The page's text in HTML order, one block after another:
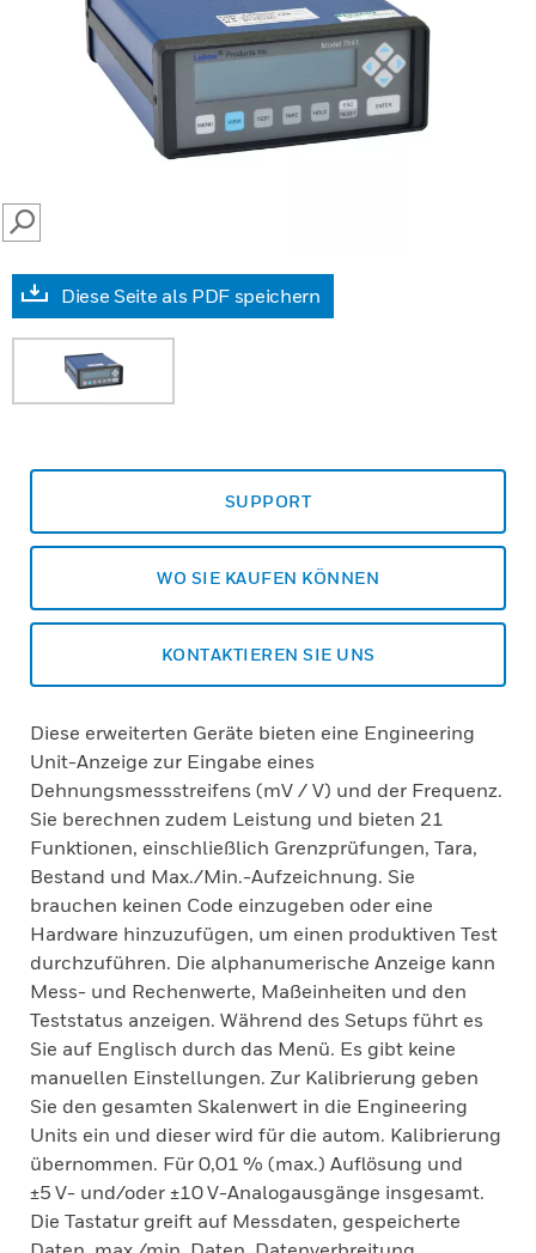
SEARCH
Diese Seite als PDF speichern
SUPPORT
WO SIE KAUFEN KÖNNEN
KONTAKTIEREN SIE UNS
Diese erweiterten Geräte bieten eine Engineering
Unit-Anzeige zur Eingabe eines
Dehnungsmessstreifens (mV / V) und der Frequenz.
Sie berechnen zudem Leistung und bieten 21
Funktionen, einschließlich Grenzprüfungen, Tara,
Bestand und Max./Min.-Aufzeichnung. Sie
brauchen keinen Code einzugeben oder eine
Hardware hinzuzufügen, um einen produktiven Test
durchzuführen. Die alphanumerische Anzeige kann
Mess- und Rechenwerte, Maßeinheiten und den
Teststatus anzeigen. Während des Setups führt es
Sie auf Englisch durch das Menü. Es gibt keine
manuellen Einstellungen. Zur Kalibrierung geben
Sie den gesamten Skalenwert in die Engineering
Units ein und dieser wird für die autom. Kalibrierung
übernommen. Für 0,01 % (max.) Auflösung und
±5 V- und/oder ±10 V-Analogausgänge insgesamt.
Die Tastatur greift auf Messdaten, gespeicherte